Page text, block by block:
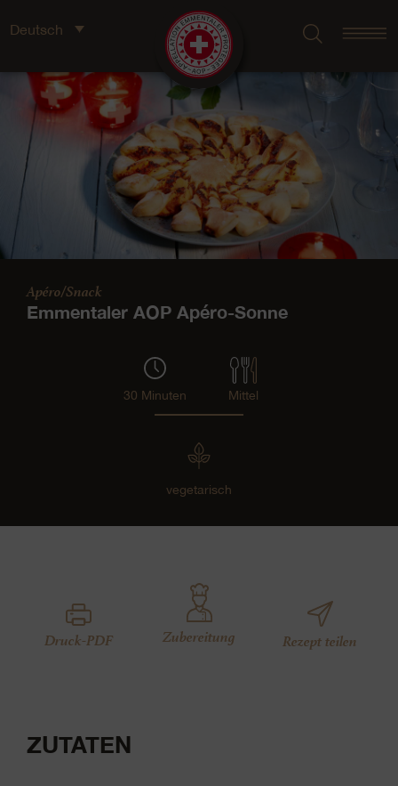
Deutsch
Apéro/Snack
Emmentaler AOP Apéro-Sonne
30 Minuten Mittel
vegetarisch
Druck-PDF Zubereitung Rezept teilen
ZUTATEN